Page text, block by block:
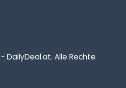
Alle Rechte